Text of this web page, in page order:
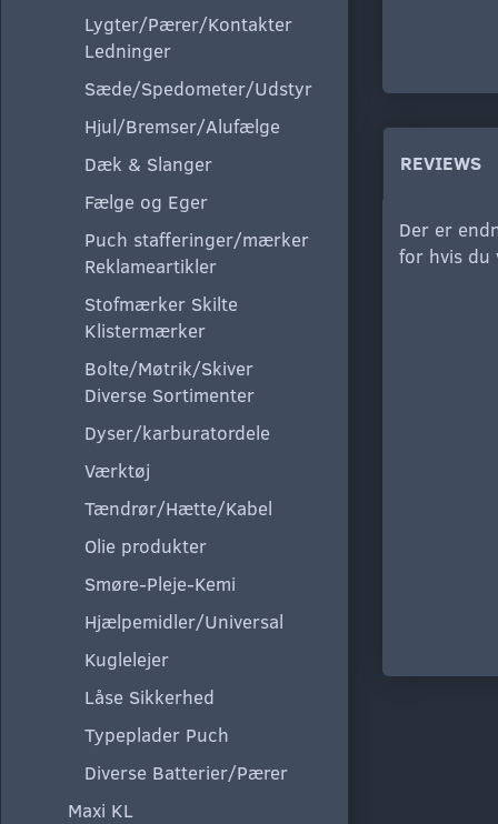
Lygter/Pærer/Kontakter
Ledninger
Sæde/Spedometer/Udstyr
Hjul/Bremser/Alufælge
Dæk & Slanger
Fælge og Eger
Puch stafferinger/mærker
Reklameartikler
Stofmærker Skilte
Klistermærker
Bolte/Møtrik/Skiver
Diverse Sortimenter
Dyser/karburatordele
Værktøj
Tændrør/Hætte/Kabel
Olie produkter
Smøre-Pleje-Kemi
Hjælpemidler/Universal
Kuglelejer
Låse Sikkerhed
Typeplader Puch
Diverse Batterier/Pærer
Maxi KL
REVIEWS
Der er
for hvis du